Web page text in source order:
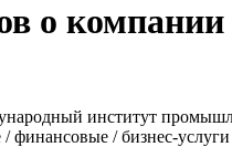
о
институт
финансовые / бизнес-услуги